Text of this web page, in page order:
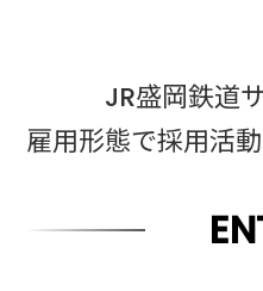
JR盛岡鉄道サ
雇用形態で採用活